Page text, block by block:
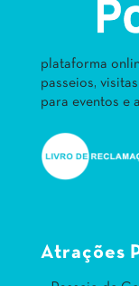
plataforma
passeios,
para eventos e
Atrações